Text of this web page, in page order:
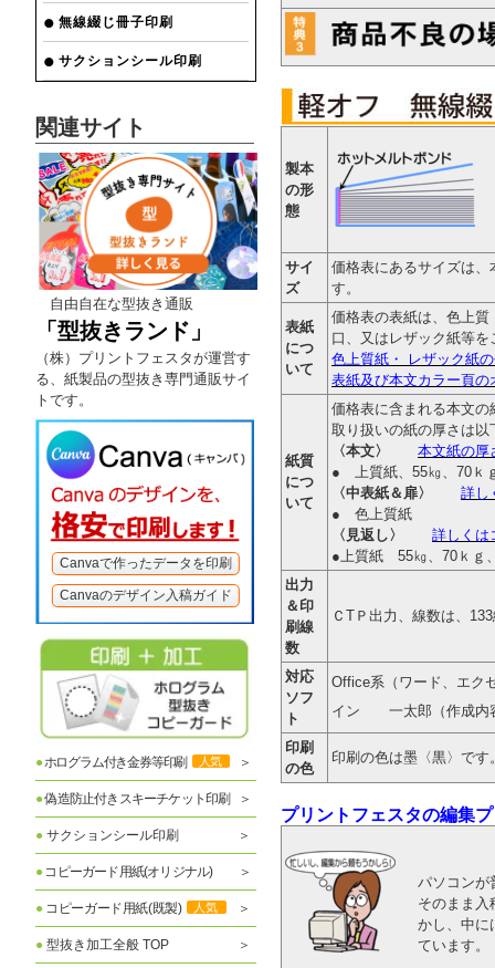
無線綴じ冊子印刷
サクションシール印刷
関連サイト
自由自在な型抜き通販
「型抜きランド」
（株）プリントフェスタが運営す
る、紙製品の型抜き専門通販サイ
トです。
Canvaで作ったデータを印刷
Canvaのデザイン入稿ガイド
●ホログラム付き金券等印刷 人気
●偽造防止付きスキーチケット印刷
● サクションシール印刷
● コピーガード用紙(オリジナル)
● コピーガード用紙(既製) 人気
● 型抜き加工全般 TOP
製本
の形
態
サイ
ズ
価格表にあるサイズは
す。
表紙
につ
いて
価格表の表紙は、色上
口、又はレザック紙等
色上質紙・
レザック紙
表紙及び本文カラー頁
紙質
につ
いて
価格表に含まれる本文
取り扱いの紙の厚さは以
〈本文〉
本文紙の
● 上質紙、55㎏、70ｋ
〈中表紙＆扉〉
詳し
● 色上質紙
〈見返し〉
詳しくは
●上質紙 55㎏、70
出力
＆印
刷線
数
ＣTＰ出力、線数は、
対応
ソフ
ト
Office系（ワード、エ
イン 一太郎（作成内
印刷
の色
印刷の色は墨〈
プリントフェスタの編集
パソコンが
そのまま入
かし、中に
ています。